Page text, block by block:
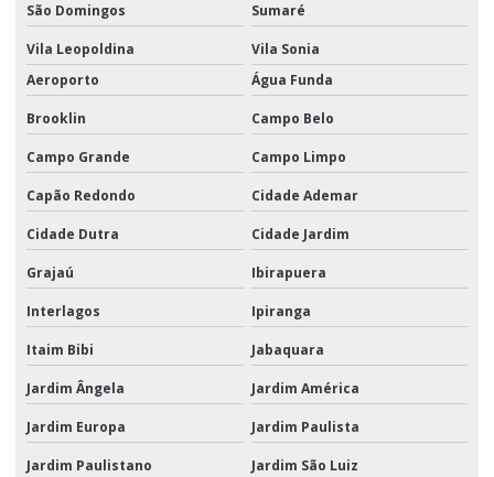
Produtos e serviços logísticos
Serviço logístico em sp
Serviço de transporte e distribuição
Serviço de transporte rodoviário de carga
Serviços de armazenagem
Serviços logísticos
Serviços de montagem de kits promocionais
Soluções logísticas para campanhas de marketing
Soluções logísticas para campanhas promocionais
Transporte aéreo de carga
Transporte aéreo de carga empresas
São Domingos Sumaré
Vila Leopoldina
Vila Sonia
Aeroporto
Água Funda
Brooklin Campo Belo
Campo Grande Campo Limpo
Capão Redondo Cidade Ademar
Cidade Dutra Cidade Jardim
Grajaú Ibirapuera
Interlagos Ipiranga
Itaim Bibi Jabaquara
Jardim Ângela Jardim América
Jardim Europa Jardim Paulista
Jardim Paulistano Jardim São Luiz